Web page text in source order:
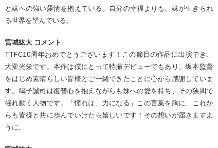
と妹への強い愛情を抱えている。自分の幸福よりも、妹が生きられ
る世界を望んでいる。
宮城紘大 コメント
TTFC10周年おめでとうございます！この節目の作品に出演でき、
大変光栄です。本作は僕にとって特撮デビューでもあり、坂本監督
をはじめ素晴らしい皆様とご一緒できたことに心から感謝していま
す。鳴子誠司は復讐心を抱えながらも妹への愛を持ち、その狭間で
揺れ動く人物です。「憧れは、力になる」この言葉を胸に、これか
らも皆様と共に歩んでいけたら嬉しいです！その想いが届きますよ
うに。